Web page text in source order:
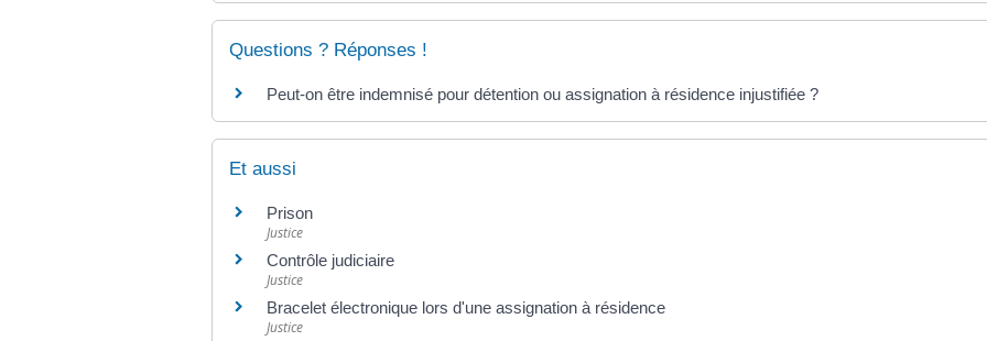
Questions ? Réponses !
Peut-on être indemnisé pour détention ou assignation à résidence injustifiée ?
Et aussi
Prison
Justice
Contrôle judiciaire
Justice
Bracelet électronique lors d'une assignation à résidence
Justice